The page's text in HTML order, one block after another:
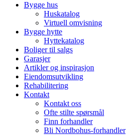
Bygge hus
Huskatalog
Virtuell omvisning
Bygge hytte
Hyttekatalog
Boliger til salgs
Garasjer
Artikler og inspirasjon
Eiendomsutvikling
Rehabilitering
Kontakt
Kontakt oss
Ofte stilte spørsmål
Finn forhandler
Bli Nordbohus-forhandler